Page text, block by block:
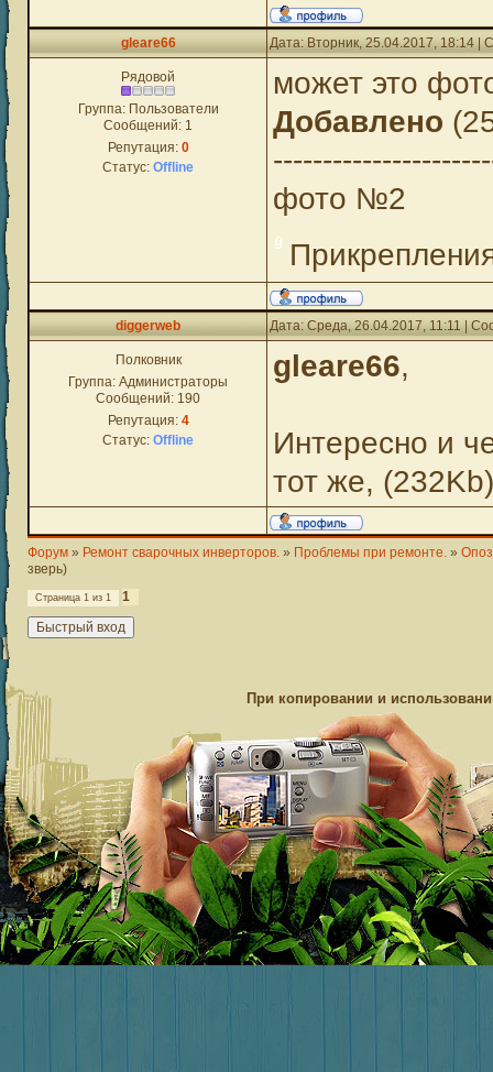
gleare66 Дата: Вторник, 25.04.2017, 18:14 |
Рядовой
Группа: Пользователи
Сообщений: 1
Репутация: 0
Статус: Offline
может это
Добавлено
фото №2
diggerweb Дата: Среда, 26.04.2017, 11:11 |
Полковник
Группа: Администраторы
Сообщений: 190
Репутация: 4
Статус: Offline
gleare66,
Интересно и
тот же,
Форум » Ремонт сварочных инверторов. » Проблемы при ремонте. »
зверь)
Страница 1 из 1 1
При копировании и